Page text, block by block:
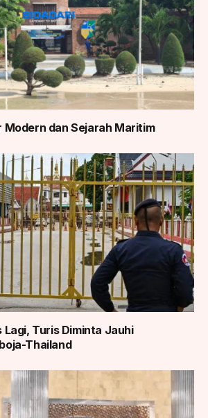
Modern dan Sejarah Maritim
Lagi, Turis Diminta Jauhi
Thailand